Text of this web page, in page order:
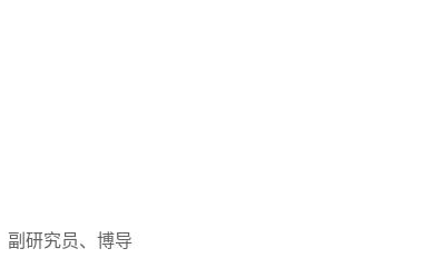
副研究员、博导